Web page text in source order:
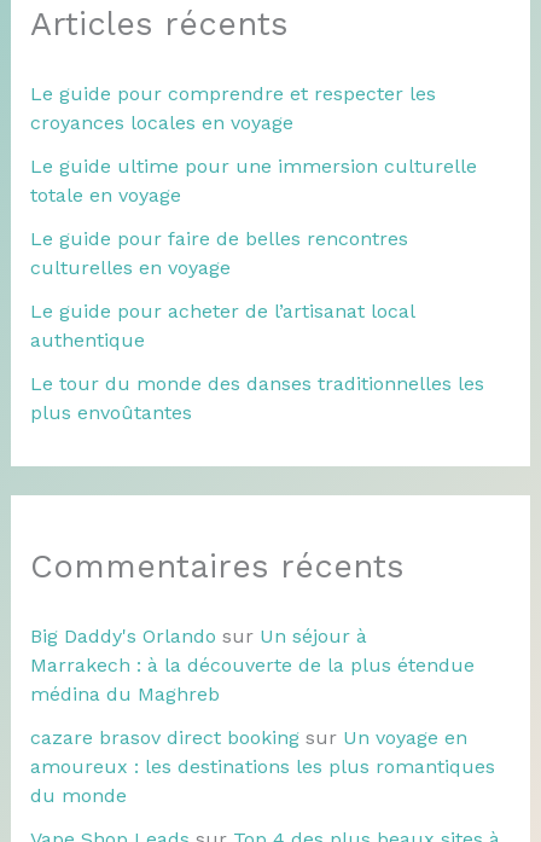
Articles récents
Le guide pour comprendre et respecter les
croyances locales en voyage
Le guide ultime pour une immersion culturelle
totale en voyage
Le guide pour faire de belles rencontres
culturelles en voyage
Le guide pour acheter de l’artisanat local
authentique
Le tour du monde des danses traditionnelles les
plus envoûtantes
Commentaires récents
Big Daddy's Orlando sur Un séjour à
Marrakech : à la découverte de la plus étendue
médina du Maghreb
cazare brasov direct bookingsur Un voyage en
amoureux : les destinations les plus romantiques
du monde